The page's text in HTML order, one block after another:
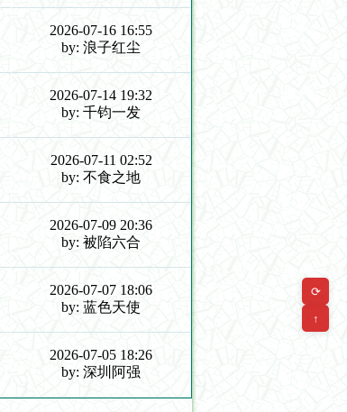
⟳
↑
2026-07-16 16:55
by: 浪子红尘
2026-07-14 19:32
by: 千钧一发
2026-07-11 02:52
by: 不食之地
2026-07-09 20:36
by: 被陷六合
2026-07-07 18:06
by: 蓝色天使
2026-07-05 18:26
by: 深圳阿强